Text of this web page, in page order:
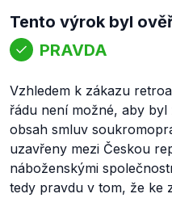
Tento výrok byl
PRAVDA
Vzhledem k zákazu
řádu není možné, aby
obsah smluv
uzavřeny mezi Českou
náboženskými
tedy pravdu v tom, že ke